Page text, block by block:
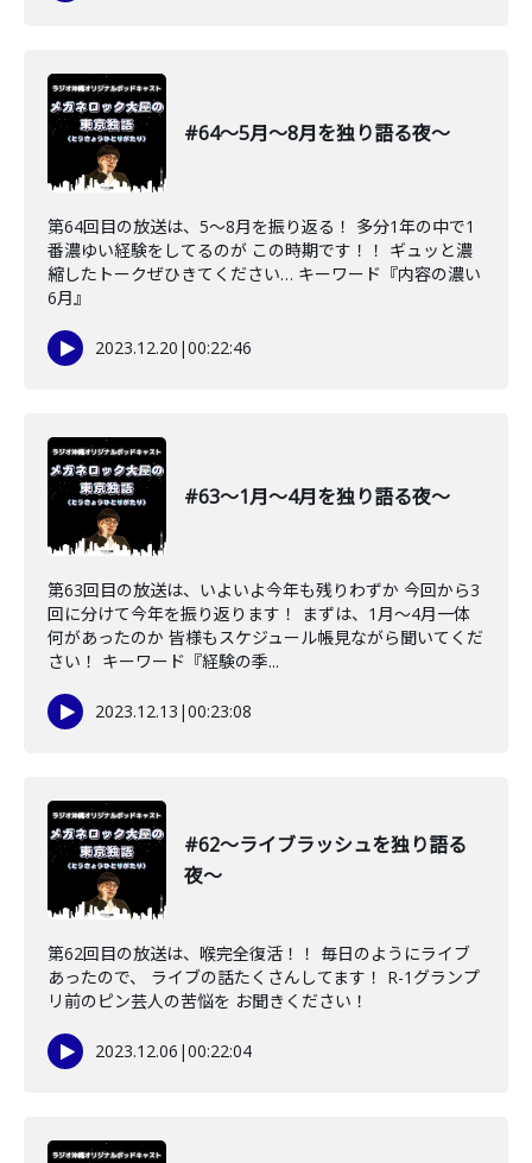
#64〜5月〜8月を独り語る夜〜
第64回目の放送は、5〜8月を振り返る！ 多分1年の中で1
番濃ゆい経験をしてるのが この時期です！！ ギュッと濃
縮したトークぜひきてください… キーワード『内容の濃い
6月』
2023.12.20 |00:22:46
#63〜1月〜4月を独り語る夜〜
第63回目の放送は、いよいよ今年も残りわずか 今回から3
回に分けて今年を振り返ります！ まずは、1月〜4月一体
何があったのか 皆様もスケジュール帳見ながら聞いてくだ
さい！ キーワード『経験の季...
2023.12.13 |00:23:08
#62〜ライブラッシュを独り語る
夜〜
第62回目の放送は、喉完全復活！！ 毎日のようにライブ
あったので、 ライブの話たくさんしてます！ R-1グランプ
リ前のピン芸人の苦悩を お聞きください！
2023.12.06 |00:22:04